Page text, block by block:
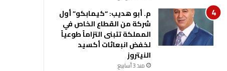
م. أبو هديب: “كيمابكو” أول
شركة من القطاع الخاص في
المملكة تتبنى التزاماً طوعياً
لخفض انبعاثات أكسيد
النيتروز
منذ 3 أسابيع